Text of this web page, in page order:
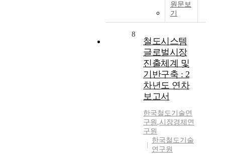
원문보
기
8
철도시스템
글로벌시장
진출체계 및
기반구축 : 2
차년도 연차
보고서
한국철도기술연
구원 ,시장경제연
구원
한국철도기술
연구원